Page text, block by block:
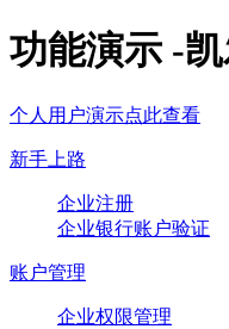
功能演示 -
个人用户演示点此查看
新手上路
企业注册
企业银行账户验证
账户管理
企业权限管理